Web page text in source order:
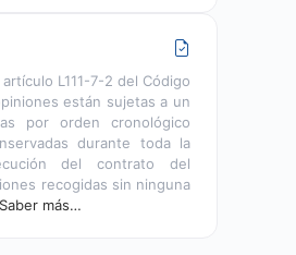
L111-7-2 del Código
están sujetas a un
por orden cronológico
durante toda la
del contrato del
recogidas sin ninguna
Saber más…